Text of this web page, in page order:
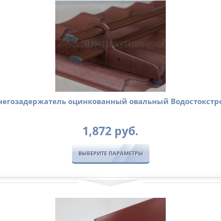
оцинкованный овальный
1,872 руб.
ВЫБЕРИТЕ ПАРАМЕТРЫ